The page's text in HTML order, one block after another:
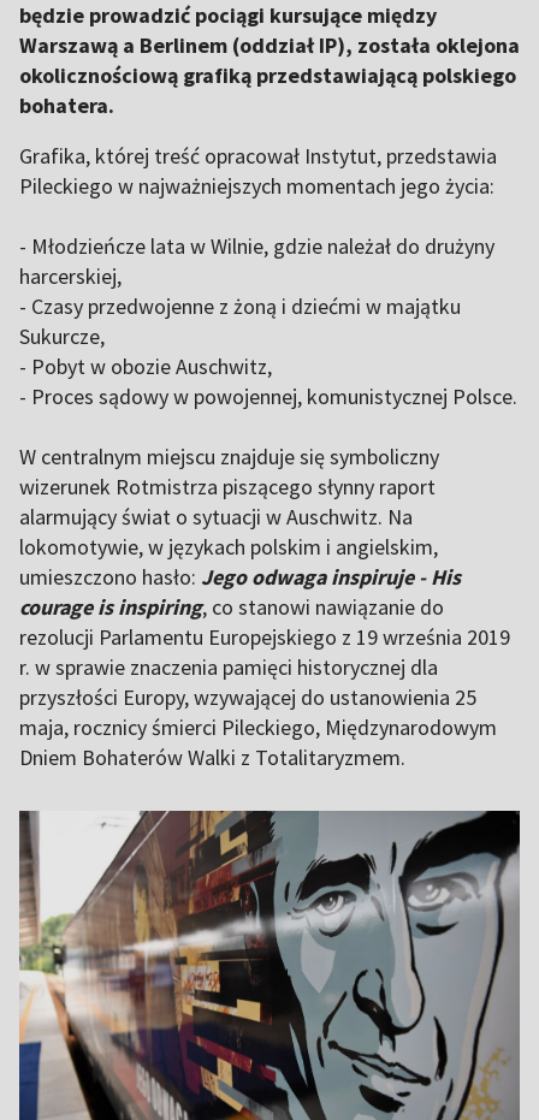
będzie prowadzić pociągi kursujące między
Warszawą a Berlinem (oddział IP), została oklejona
okolicznościową grafiką przedstawiającą polskiego
bohatera.
Grafika, której treść opracował Instytut, przedstawia
Pileckiego w najważniejszych momentach jego życia:
- Młodzieńcze lata w Wilnie, gdzie należał do drużyny
harcerskiej,
- Czasy przedwojenne z żoną i dziećmi w majątku
Sukurcze,
- Pobyt w obozie Auschwitz,
- Proces sądowy w powojennej, komunistycznej Polsce.
W centralnym miejscu znajduje się symboliczny
wizerunek Rotmistrza piszącego słynny raport
alarmujący świat o sytuacji w Auschwitz. Na
lokomotywie, w językach polskim i angielskim,
umieszczono hasło: Jego odwaga inspiruje - His
courage is inspiring, co stanowi nawiązanie do
rezolucji Parlamentu Europejskiego z 19 września 2019
r. w sprawie znaczenia pamięci historycznej dla
przyszłości Europy, wzywającej do ustanowienia 25
maja, rocznicy śmierci Pileckiego, Międzynarodowym
Dniem Bohaterów Walki z Totalitaryzmem.